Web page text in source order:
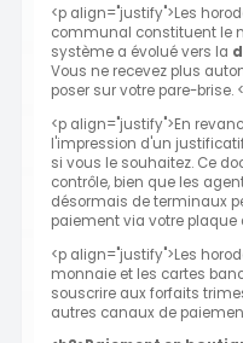
<p align="justify">Les
communal constituent le
système a évolué vers la
Vous ne recevez plus
poser sur votre pare-brise.
<p align="justify">En
l'impression d'un
si vous le souhaitez. Ce
contrôle, bien que les
désormais de terminaux
paiement via votre
<p align="justify">Les
monnaie et les cartes
souscrire aux forfaits
autres canaux de